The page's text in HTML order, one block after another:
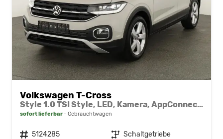
Volkswagen T-Cross
Style 1.0 TSI Style, LED, Kamera, AppConnect, ACC, 17-Zoll
sofort lieferbar Gebrauchtwagen
Fahrzeugnr. 5124285 Getriebe Schaltgetriebe